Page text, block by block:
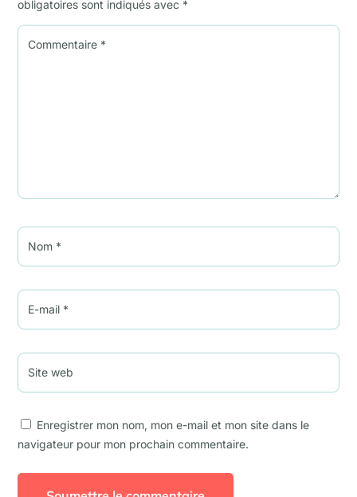
obligatoires sont indiqués avec *
Enregistrer mon nom, mon e-mail et mon site dans le
navigateur pour mon prochain commentaire.